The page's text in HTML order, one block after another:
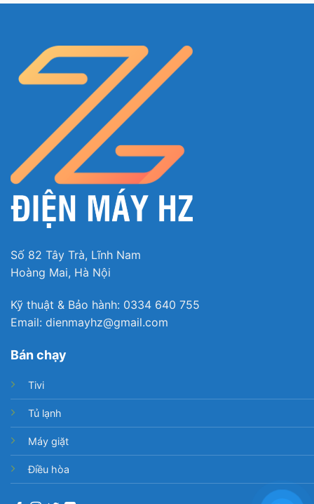
dàn nóng để sấy khô và đẩy ra ngoài theo hệ thống xả
khí. Quá trình này lặp lại liên tục đến khi độ ẩm môi
trường đạt đúng mức cài đặt.
Máy hút ẩm công suất cao Kosmen
KM-480S dành cho doanh nghiệp quy
mô lớn
Với công suất 480 lít/ngày, máy hút ẩm
480Smang lại hiệu quả xử lý ẩm cực tốt trong diện tích
không gian rộng cần được tách ẩm như nhà máy, kho
hàng, văn phòng, bệnh viện, khách sạn, trường học
Hệ thống điều khiển thông minh
Với hệ thống điều khiển kỹ thuật số kèm màn hình LED
Số 82 Tây Trà, Lĩnh Nam
Hoàng Mai, Hà Nội
Kỹ thuật & Bảo hành: 0334 640 755
Email: dienmayhz@gmail.com
Bán chạy
Tivi
Tủ lạnh
Máy giặt
Điều hòa